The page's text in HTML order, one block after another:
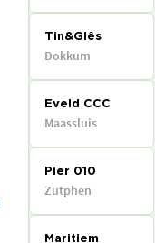
Tin&Glês
Dokkum
Eveld CCC
Maassluis
Pier 010
Zutphen
Maritiem